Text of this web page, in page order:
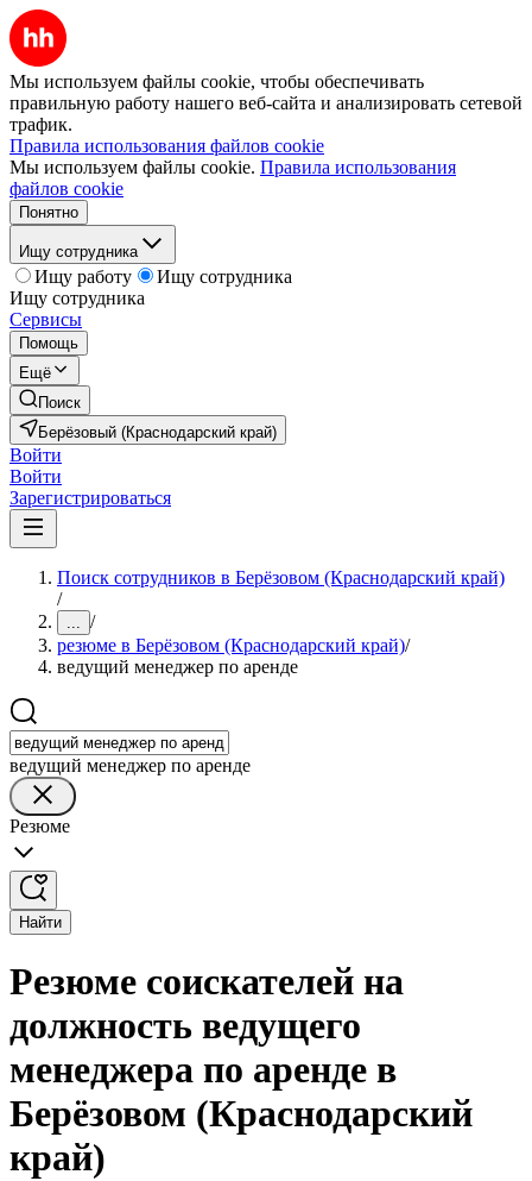
Мы используем файлы cookie, чтобы обеспечивать
правильную работу нашего веб-сайта и анализировать сетевой
трафик.
Правила использования файлов cookie
Мы используем файлы cookie. Правила использования
файлов cookie
Понятно
Ищу сотрудника
Ищу работу
Ищу сотрудника
Ищу сотрудника
Сервисы
Помощь
Ещё
Поиск
Берёзовый (Краснодарский край)
Войти
Войти
Зарегистрироваться
Поиск сотрудников в Берёзовом (Краснодарский край)
/
... /
резюме в Берёзовом (Краснодарский край)/
ведущий менеджер по аренде
ведущий менеджер по аренде
Резюме
Найти
Резюме соискателей на
должность ведущего
менеджера по аренде в
Берёзовом (Краснодарский
край)